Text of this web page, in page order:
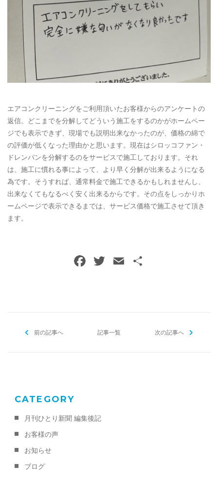
ご予約・お問い合わせ
0120-396-620
RESERVE
エアコンクリーニングをご利用頂いたお客様からのアンケートの
返信。どこまでを分解してどういう施工をするのかがホームペー
ジでも表示できず、現場でも説明出来なかったのが、価格の綿で
の評価が低くなった理由かと思います。現在はシロッコファン・
ドレンパンを分解するのをサービスで施工しております。それ
は、施工に慣れる事によって、より早く分解が出来るようになる
為です。そうすれば、通常料金で施工できるかもしれませんし、
出来なくてもなるべく安く出来るからです。その点をしっかりホ
ームページで表示できるまでは、サービス価格で施工させて頂き
ます。
F
o
T E
前の記事へ 記事一覧 次の記事へ
CATEGORY
月刊ひとり新聞 編集後記
お客様の声
お知らせ
ブログ